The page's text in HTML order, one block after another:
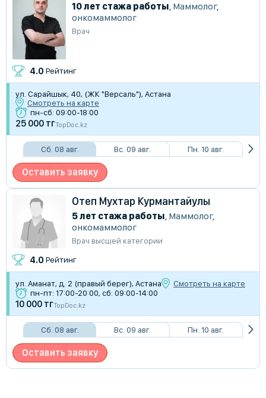
10 лет стажа работы, Маммолог,
онкомаммолог
Врач
4.0 Рейтинг
ул. Сарайшык, 40, (ЖК "Версаль"), Астана
Смотреть на карте
пн-сб: 09:00-18:00
25 000 тгTopDoc.kz
Сб. 08 авг. Вс. 09 авг. Пн. 10 авг.
Оставить заявку
Отеп Мухтар Курмантайулы
5 лет стажа работы, Маммолог,
онкомаммолог
Врач высшей категории
4.0 Рейтинг
ул. Аманат, д. 2 (правый берег), Астана
Смотреть на карте
пн-пт: 17:00-20:00, сб: 09:00-14:00
10 000 тгTopDoc.kz
Сб. 08 авг. Вс. 09 авг. Пн. 10 авг.
Оставить заявку